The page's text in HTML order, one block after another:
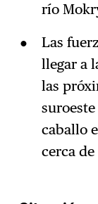
río
Las
llegar a
las
caballo
cerca